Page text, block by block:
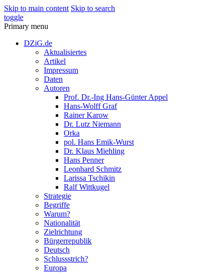
Skip to main content Skip to search
toggle
Primary menu
DZiG.de
Aktualisiertes
Artikel
Impressum
Daten
Autoren
Prof. Dr.-Ing Hans-Günter Appel
Hans-Wolff Graf
Rainer Karow
Dr. Lutz Niemann
Orka
pol. Hans Emik-Wurst
Dr. Klaus Miehling
Hans Penner
Leonhard Schmitz
Larissa Tschikin
Ralf Wittkugel
Strategie
Begriffe
Warum?
Nationalität
Zielrichtung
Bürgerrepublik
Deutsch
Schlussstrich?
Europa